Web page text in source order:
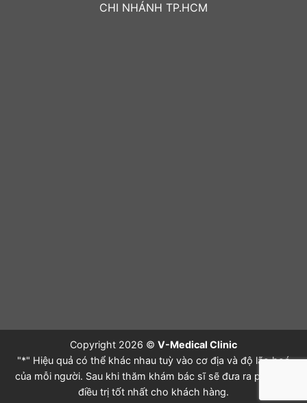
CHI NHÁNH TP.HCM
Copyright 2026 © V-Medical Clinic
"*" Hiệu quả có thể khác nhau tuỳ vào cơ địa và độ lão hoá
của mỗi người. Sau khi thăm khám bác sĩ sẽ đưa ra phác đồ
điều trị tốt nhất cho khách hàng.